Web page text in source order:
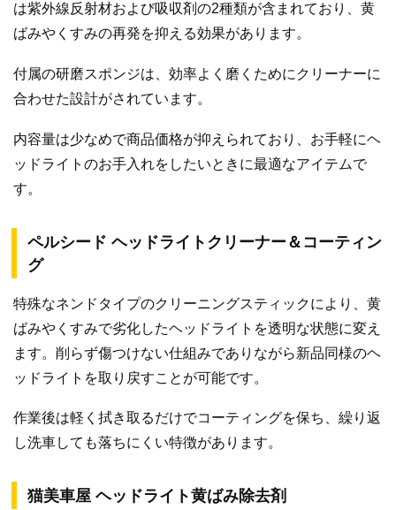
は紫外線反射材および吸収剤の2種類が含まれており、黄
ばみやくすみの再発を抑える効果があります。
付属の研磨スポンジは、効率よく磨くためにクリーナーに
合わせた設計がされています。
内容量は少なめで商品価格が抑えられており、お手軽にヘ
ッドライトのお手入れをしたいときに最適なアイテムで
す。
ペルシード ヘッドライトクリーナー＆コーティン
グ
特殊なネンドタイプのクリーニングスティックにより、黄
ばみやくすみで劣化したヘッドライトを透明な状態に変え
ます。削らず傷つけない仕組みでありながら新品同様のヘ
ッドライトを取り戻すことが可能です。
作業後は軽く拭き取るだけでコーティングを保ち、繰り返
し洗車しても落ちにくい特徴があります。
猫美車屋 ヘッドライト黄ばみ除去剤